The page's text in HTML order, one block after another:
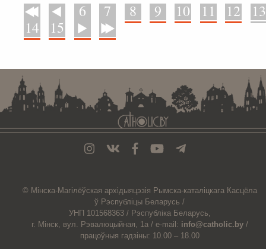
6 7 8 9 10 11 12
13
14
15
© Мiнска-Магiлёўская архiдыяцэзiя Рымска-каталіцкага Касцёла
ў Рэспубліцы Беларусь /
УНП 101568363 / Рэспубліка Беларусь,
г. Мінск, вул. Рэвалюцыйная, 1а / e-mail: info@catholic.by /
працоўныя гадзіны: 10.00 – 18.00